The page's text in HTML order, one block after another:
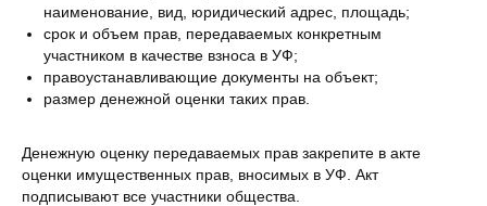
наименование, вид, юридический адрес, площадь;
срок и объем прав, передаваемых конкретным
участником в качестве взноса в УФ;
правоустанавливающие документы на объект;
размер денежной оценки таких прав.
Денежную оценку передаваемых прав закрепите в акте
оценки имущественных прав, вносимых в УФ. Акт
подписывают все участники общества.